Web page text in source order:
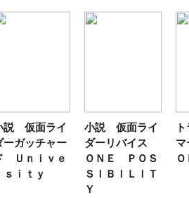
説 仮面ライ
ーガッチャー
Ｕｎｉｖｅ
ｓｉｔｙ
小説 仮面ライ
ダーリバイス
ＯＮＥ ＰＯＳ
ＳＩＢＩＬＩＴ
Ｙ